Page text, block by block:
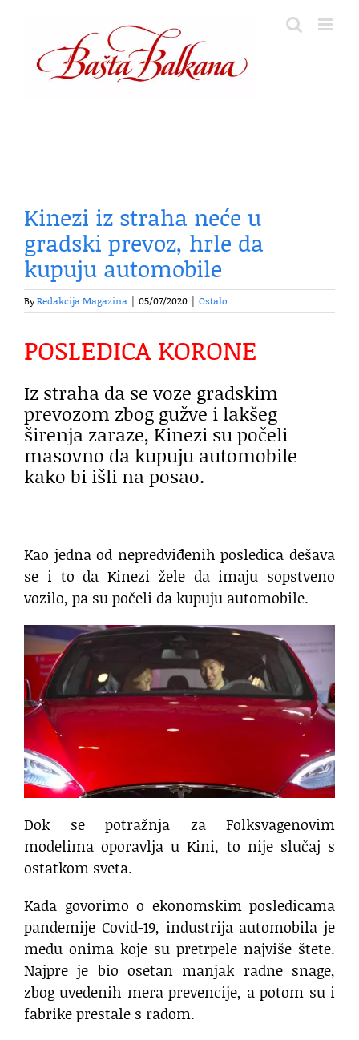
content
Kinezi iz straha neće u
gradski prevoz, hrle da
kupuju automobile
ByRedakcija Magazina 05/07/2020 Ostalo
POSLEDICA KORONE
Iz straha da se voze gradskim
prevozom zbog gužve i lakšeg
širenja zaraze, Kinezi su počeli
masovno da kupuju automobile
kako bi išli na posao.
Kao jedna od nepredviđenih posledica dešava
se i to da Kinezi žele da imaju sopstveno
vozilo, pa su počeli da kupuju automobile.
Dok se potražnja za Folksvagenovim
modelima oporavlja u Kini, to nije slučaj s
ostatkom sveta.
Kada govorimo o ekonomskim posledicama
pandemije Covid-19, industrija automobila je
među onima koje su pretrpele najviše štete.
Najpre je bio osetan manjak radne snage,
zbog uvedenih mera prevencije, a potom su i
fabrike prestale s radom.